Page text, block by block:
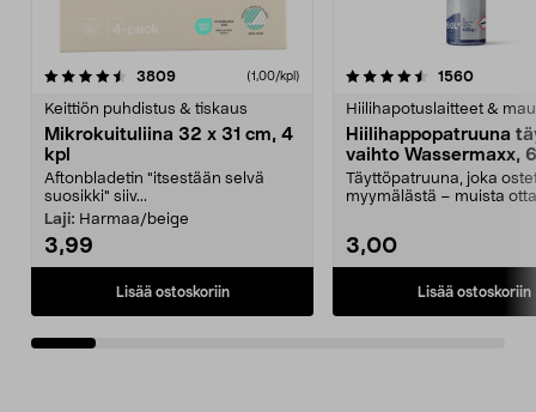
3809arvostelut (1,00/kpl)
Keittiön puhdistus & tiskaus
Mikrokuituliina 32 x 31 cm, 4
kpl
Aftonbladetin "itsestään selvä
suosikki" siiv...
Laji: Harmaa/beige
3,99
Lisää ostoskoriin
4.5viidestä
1560
Hiilihapotuslaitteet &
Hiilihappopatruuna
vaihto Wassermaxx,
Täyttöpatruuna, joka
myymälästä – muista
3,00
Lisää ostoskoriin
4.5viidestä